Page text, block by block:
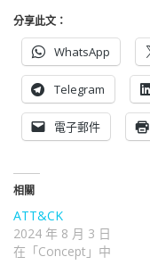
分享此文：
WhatsApp
Telegram
電子郵件
相關
ATT&CK
2024 年 8 月 3 日
在「Concept」中